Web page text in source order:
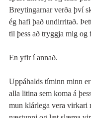
Breytingarnar verða því
ég hafi það undirritað.
til þess að tryggja mig og
En yfir í annað.
Uppáhalds tíminn minn
alla litina sem koma á
mun klárlega vera virkari